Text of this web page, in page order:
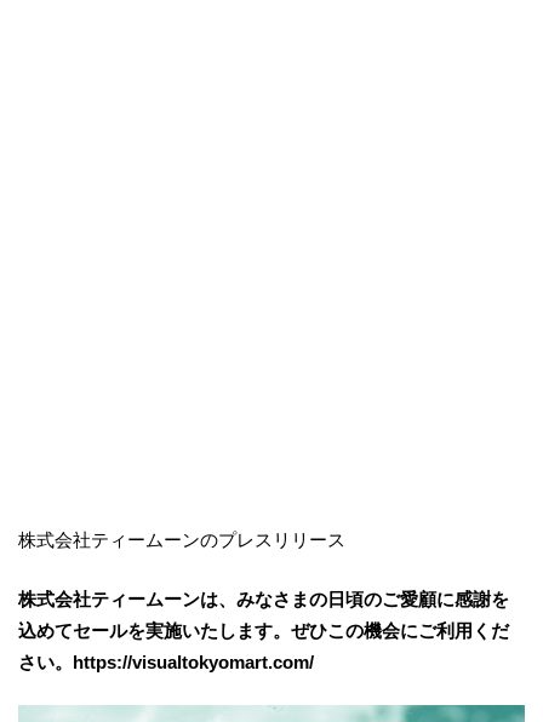
株式会社ティームーンのプレスリリース
株式会社ティームーンは、みなさまの日頃のご愛顧に感謝を
込めてセールを実施いたします。ぜひこの機会にご利用くだ
さい。https://visualtokyomart.com/